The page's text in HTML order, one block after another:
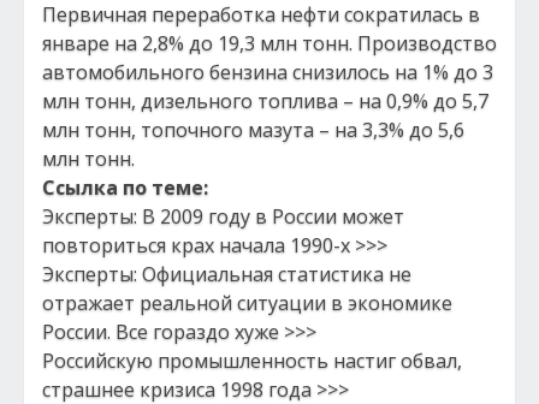
Первичная переработка нефти сократилась в
январе на 2,8% до 19,3 млн тонн. Производство
автомобильного бензина снизилось на 1% до 3
млн тонн, дизельного топлива – на 0,9% до 5,7
млн тонн, топочного мазута – на 3,3% до 5,6
млн тонн.
Ссылка по теме:
Эксперты: В 2009 году в России может
повториться крах начала 1990-х >>>
Эксперты: Официальная статистика не
отражает реальной ситуации в экономике
России. Все гораздо хуже >>>
Российскую промышленность настиг обвал,
страшнее кризиса 1998 года >>>